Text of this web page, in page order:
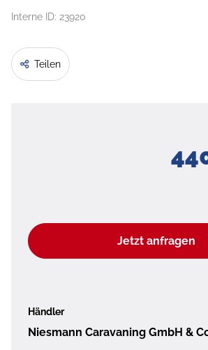
Interne ID: 23920
Teilen
Jetzt anfragen
Händler
Niesmann Caravaning GmbH &